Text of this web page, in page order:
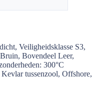
Veiligheidsklasse S3,
Bovendeel Leer,
300°C
tussenzool, Offshore,